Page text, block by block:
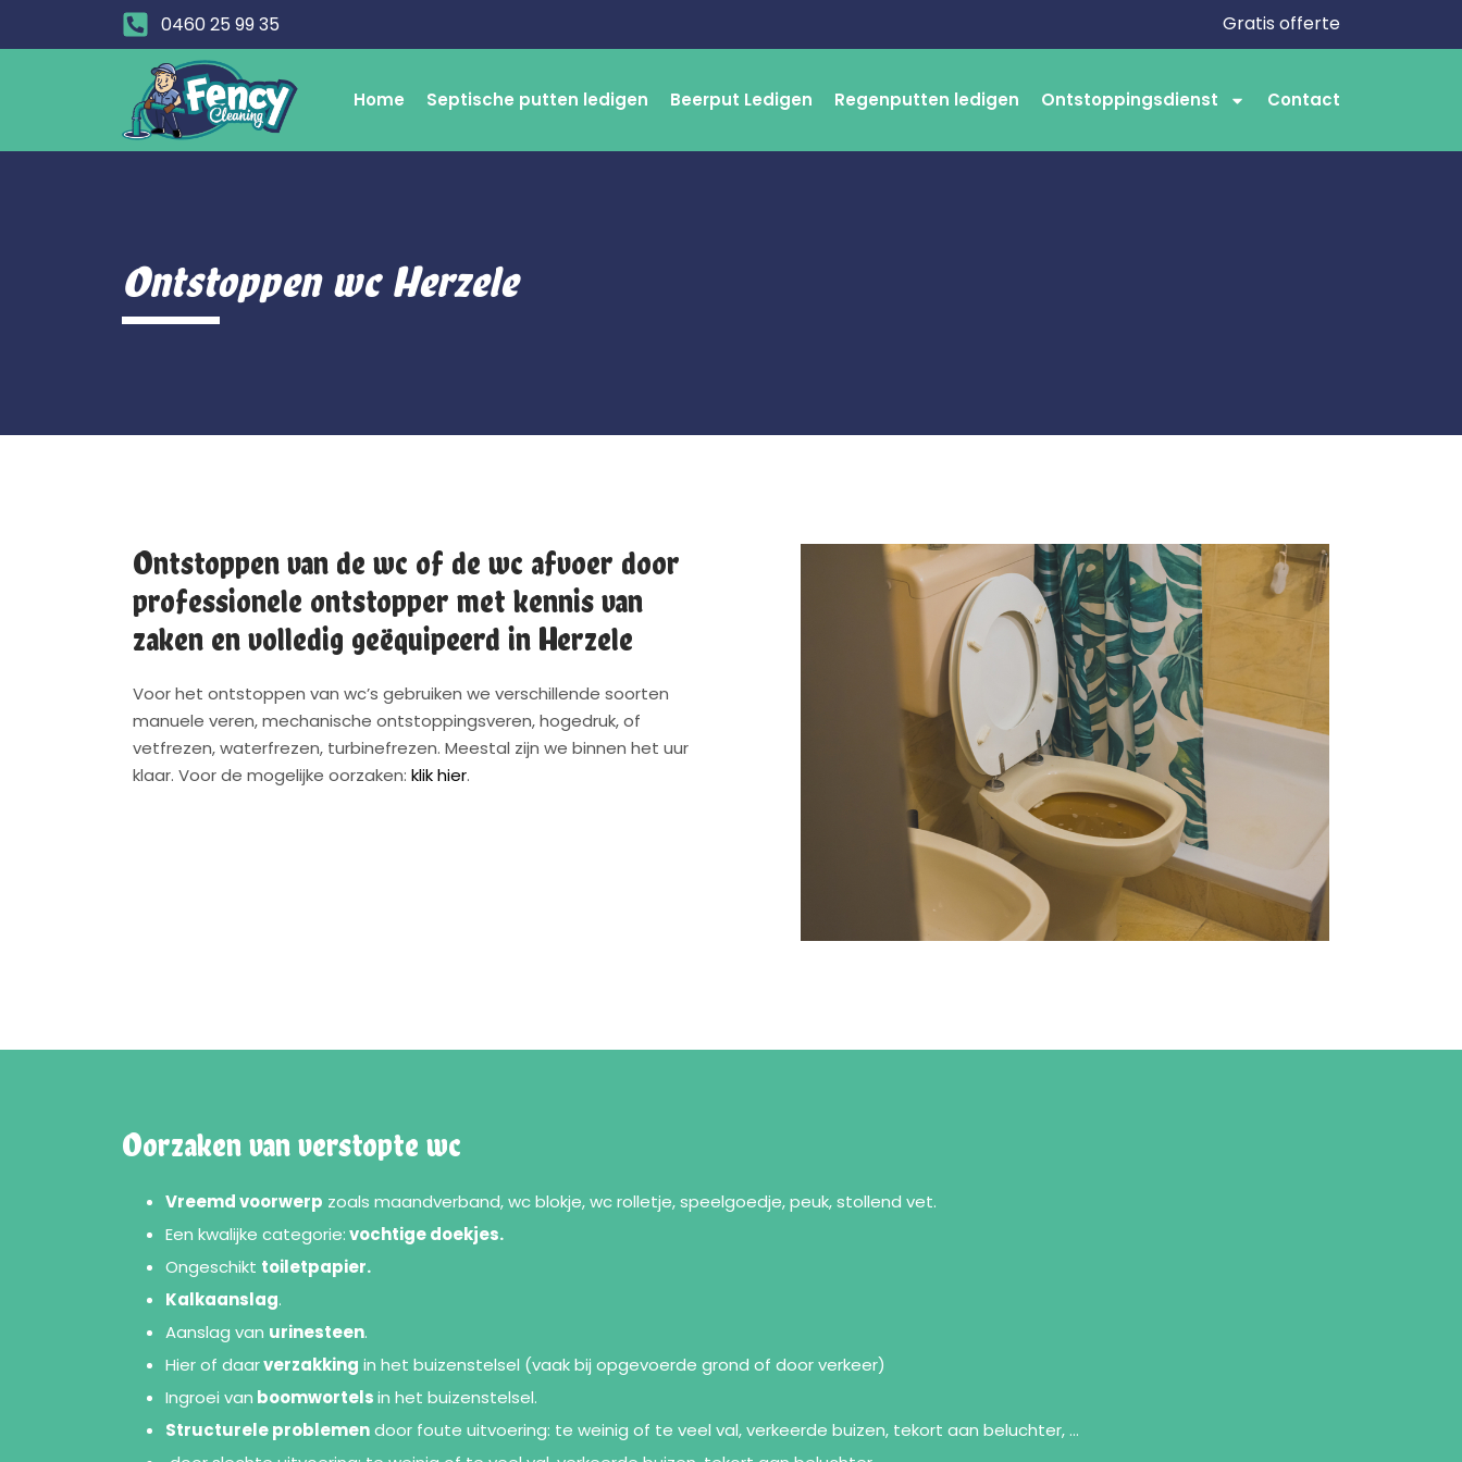
0460 25 99 35 Gratis offerte
Home Septische putten ledigen Beerput Ledigen Regenputten ledigen Ontstoppingsdienst Contact
Ontstoppen wc Herzele
Ontstoppen van de wc of de wc afvoer door
professionele ontstopper met kennis van
zaken en volledig geëquipeerd in Herzele
Voor het ontstoppen van wc’s gebruiken we verschillende soorten
manuele veren, mechanische ontstoppingsveren, hogedruk, of
vetfrezen, waterfrezen, turbinefrezen. Meestal zijn we binnen het uur
klaar. Voor de mogelijke oorzaken: klik hier.
Oorzaken van verstopte wc
Vreemd voorwerp zoals maandverband, wc blokje, wc rolletje, speelgoedje, peuk, stollend vet.
Een kwalijke categorie:vochtige doekjes.
Ongeschikt toiletpapier.
Kalkaanslag.
Aanslag van urinesteen.
Hier of daarverzakking in het buizenstelsel (vaak bij opgevoerde grond of door verkeer)
Ingroei van boomwortelsin het buizenstelsel.
Structurele problemendoor foute uitvoering: te weinig of te veel val, verkeerde buizen, tekort aan beluchter, …